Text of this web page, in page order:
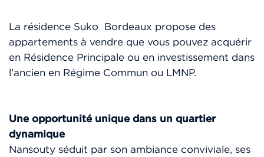
La résidence Suko Bordeaux propose des
appartements à vendre que vous pouvez acquérir
en Résidence Principale ou en investissement dans
l'ancien en Régime Commun ou LMNP.
Une opportunité unique dans un quartier
dynamique
Nansouty séduit par son ambiance conviviale, ses